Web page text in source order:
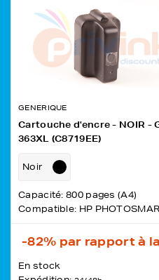
GENERIQUE
Cartouche d'encre - NOIR -
363XL (C8719EE)
Noir
Capacité: 800 pages (A4)
Compatible: HP
-82% par rapport à
En stock